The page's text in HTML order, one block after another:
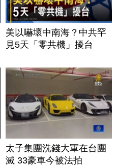
美以嚇壞中南海？中共罕
見5天「零共機」擾台
太子集團洗錢大軍在台團
滅 33豪車今被法拍